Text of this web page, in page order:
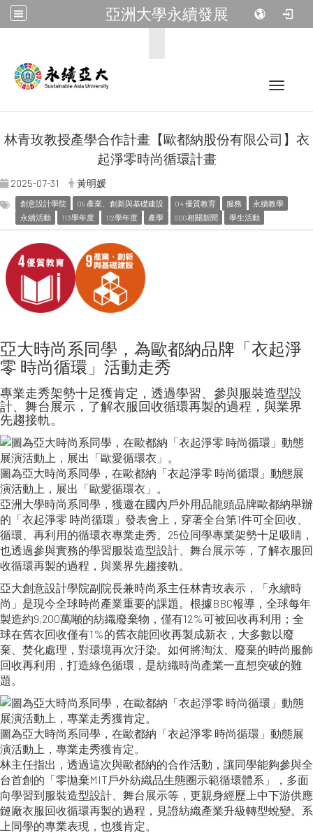
亞洲大學永續發展
Toggle
林青玫教授產學合作計畫【歐都納股份有限公司】衣
起淨零時尚循環計畫
2025-07-31 黃明媛
創意設計學院 09 產業、創新與基礎建設 04 優質教育 服務
永續教學
永續活動
113學年度 112學年度 產學 SDG相關新聞 學生活動
亞大時尚系同學，為歐都納品牌「衣起淨
零 時尚循環」活動走秀
專業走秀架勢十足獲肯定，透過學習、參與服裝造型設
計、舞台展示，了解衣服回收循環再製的過程，與業界
先趨接軌。
圖為亞大時尚系同學，在歐都納「衣起淨零 時尚循環」動態展
演活動上，展出「歐愛循環衣」。
亞洲大學時尚系同學，獲邀在國內戶外用品龍頭品牌歐都納舉辦
的「衣起淨零 時尚循環」發表會上，穿著全台第1件可全回收、
循環、再利用的循環衣專業走秀。25位同學專業架勢十足吸睛，
也透過參與實務的學習服裝造型設計、舞台展示等，了解衣服回
收循環再製的過程，與業界先趨接軌。
亞大創意設計學院副院長兼時尚系主任林青玫表示，「永續時
尚」是現今全球時尚產業重要的課題。根據BBC報導，全球每年
製造約9,200萬噸的紡織廢棄物，僅有12%可被回收再利用；全
球在舊衣回收僅有1%的舊衣能回收再製成新衣，大多數以廢
棄、焚化處理，對環境再次汙染。如何將淘汰、廢棄的時尚服飾
回收再利用，打造綠色循環，是紡織時尚產業一直想突破的難
題。
圖為亞大時尚系同學，在歐都納「衣起淨零 時尚循環」動態展
演活動上，專業走秀獲肯定。
林主任指出，透過這次與歐都納的合作活動，讓同學能夠參與全
台首創的「零拋棄MIT戶外紡織品生態圈示範循環體系」，多面
向學習到服裝造型設計、舞台展示等，更親身經歷上中下游供應
鏈廠衣服回收循環再製的過程，見證紡織產業升級轉型蛻變。系
上同學的專業表現，也獲肯定。